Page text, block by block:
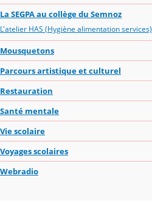
La SEGPA au collège du Semnoz
L'atelier HAS (Hygiène alimentation services)
Mousquetons
Parcours artistique et culturel
Restauration
Santé mentale
Vie scolaire
Voyages scolaires
Webradio